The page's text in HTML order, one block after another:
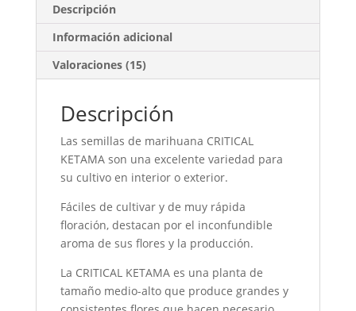
Descripción
Información adicional
Valoraciones (15)
Descripción
Las semillas de marihuana CRITICAL
KETAMA son una excelente variedad para
su cultivo en interior o exterior.
Fáciles de cultivar y de muy rápida
floración, destacan por el inconfundible
aroma de sus flores y la producción.
La CRITICAL KETAMA es una planta de
tamaño medio-alto que produce grandes y